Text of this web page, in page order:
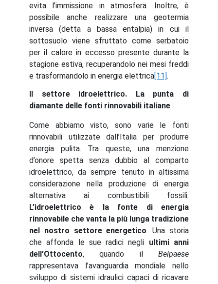
evita l’immissione in atmosfera. Inoltre, è
possibile anche realizzare una geotermia
inversa (detta a bassa entalpia) in cui il
sottosuolo viene sfruttato come serbatoio
per il calore in eccesso presente durante la
stagione estiva, recuperandolo nei mesi freddi
e trasformandolo in energia elettrica[11].
Il settore idroelettrico. La punta di
diamante delle fonti rinnovabili italiane
Come abbiamo visto, sono varie le fonti
rinnovabili utilizzate dall’Italia per produrre
energia pulita. Tra queste, una menzione
d’onore spetta senza dubbio al comparto
idroelettrico, da sempre tenuto in altissima
considerazione nella produzione di energia
alternativa ai combustibili fossili.
L’idroelettrico è la fonte di energia
rinnovabile che vanta la più lunga tradizione
nel nostro settore energetico. Una storia
che affonda le sue radici negli ultimi anni
dell’Ottocento, quando il Belpaese
rappresentava l’avanguardia mondiale nello
sviluppo di sistemi idraulici capaci di ricavare